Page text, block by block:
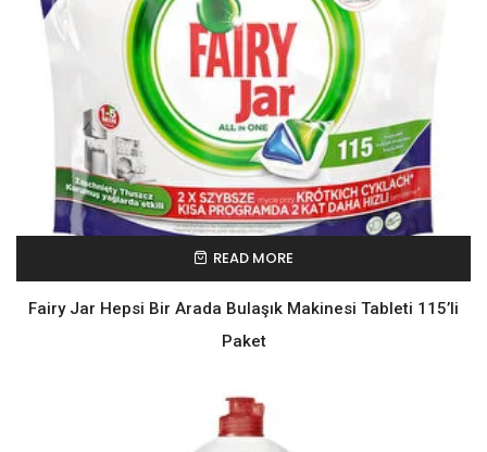
READ MORE
Fairy Jar Hepsi Bir Arada Bulaşık Makinesi Tableti 115’li
Paket